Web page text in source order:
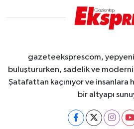
gazeteeksprescom, yepyeni
buluştururken, sadelik ve
Şatafattan kaçınıyor ve
bir altyapı